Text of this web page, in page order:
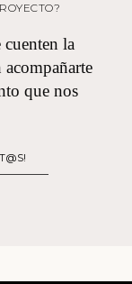
cuenten la
que nos